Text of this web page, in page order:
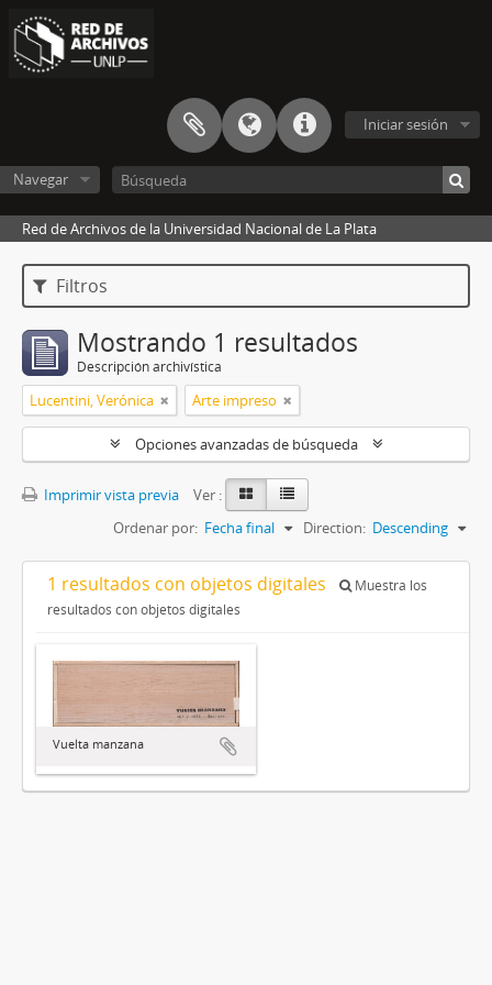
Iniciar sesión
Navegar
Red de Archivos de la Universidad Nacional de La Plata
Filtros
Mostrando 1 resultados
Descripción archivística
Lucentini, Verónica Arte impreso
Opciones avanzadas de búsqueda
Imprimir vista previa
Ver :
Ordenar por: Fecha final Direction: Descending
1 resultados con objetos digitales
Muestra los
resultados con objetos digitales
Vuelta manzana